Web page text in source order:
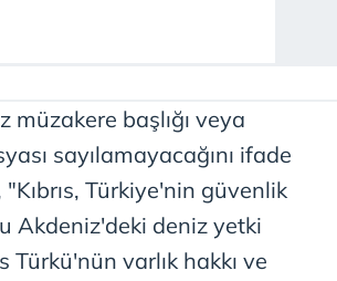
müzakere başlığı veya
sayılamayacağını ifade
Türkiye'nin güvenlik
Akdeniz'deki deniz yetki
Türkü'nün varlık hakkı ve